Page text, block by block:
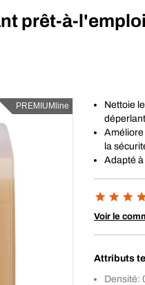
prêt-à-
PREMIUMline
Nettoie
déperlant
Améliore
la
Adapté
Voir le
Attributs
Densité: